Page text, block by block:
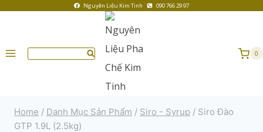
Nguyên Liệu Kim Tinh 090 766 29 97
0
Home / Danh Mục Sản Phẩm / Siro - Syrup / Siro Đào
GTP 1.9L (2.5kg)